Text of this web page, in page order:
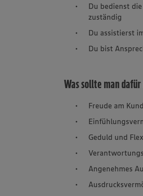
Du bedienst
zuständig
Du assistierst
Du bist
Was sollte man
Freude am
Geduld und
Angenehmes